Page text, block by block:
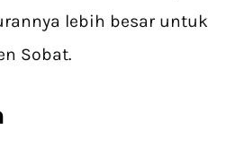
lebih besar untuk
Sobat.